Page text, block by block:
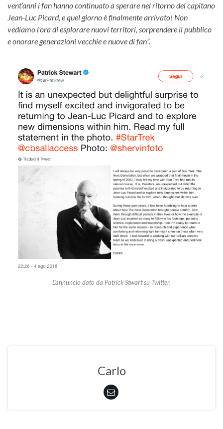
vent’anni i fan hanno continuato a sperare nel ritorno del capitano
Jean-Luc Picard, e quel giorno è finalmente arrivato! Non
vediamo l’ora di esplorare nuovi territori, sorprendere il pubblico
e onorare generazioni vecchie e nuove di fan”.
L’annuncio dato da Patrick Stwart su Twitter.
Carlo